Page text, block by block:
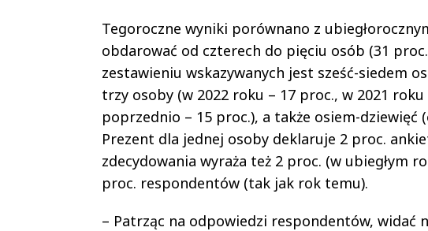
Tegoroczne wyniki porównano z
obdarować od czterech do pięciu osób (31
zestawieniu wskazywanych jest sześć-siedem
trzy osoby (w 2022 roku – 17 proc., w 2021
poprzednio – 15 proc.), a także osiem-dziewięć
Prezent dla jednej osoby deklaruje 2 proc.
zdecydowania wyraża też 2 proc. (w ubiegłym
proc. respondentów (tak jak rok temu).
– Patrząc na odpowiedzi respondentów, widać